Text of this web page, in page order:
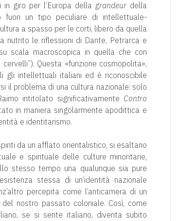
giro per l’Europa della grandeur della
un tipo peculiare di intellettuale-
a spasso per le corti, libero da quella
nutrito le riflessioni di Dante, Petrarca e
scala macroscopica in quella che con
Questa «funzione cosmopolita»,
gli intellettuali italiani ed è riconoscibile
il problema di una cultura nazionale: solo
intitolato significativamente Contro
in maniera singolarmente apodittica e
e identitarismo.
da un afflato orientalistico, si esaltano
e spirituale delle culture minoritarie,
stesso tempo una qualunque sia pure
stessa di un’identità nazionale
percepita come l’anticamera di un
nostro passato coloniale. Così, come
se si sente italiano, diventa subito